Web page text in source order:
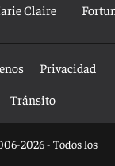
Claire
Privacidad
Tránsito
2026 - Todos los